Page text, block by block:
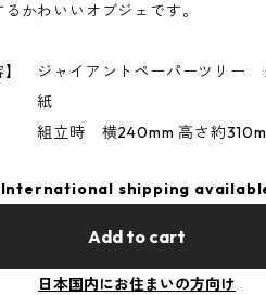
かわいいオブジェです。
】 ジャイアントペーパーツリー
紙
組立時 横240mm 高さ約
International shipping
Add to cart
日本国内にお住まいの方向け